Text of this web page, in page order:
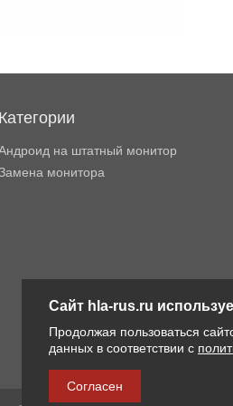
Категории
на штатный монитор
монитора
Сайт hla-rus.ru
Продолжая пользоваться
данных в соответствии с
Согласен